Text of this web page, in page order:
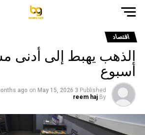
اقتصاد
الذهب يهبط إلى أدنى
أسبوع
Published
3 months ago
on May 15, 2026
By
reem haj